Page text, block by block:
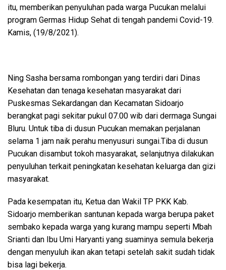
itu, memberikan penyuluhan pada warga Pucukan melalui
program Germas Hidup Sehat di tengah pandemi Covid-19.
Kamis, (19/8/2021).
Ning Sasha bersama rombongan yang terdiri dari Dinas
Kesehatan dan tenaga kesehatan masyarakat dari
Puskesmas Sekardangan dan Kecamatan Sidoarjo
berangkat pagi sekitar pukul 07.00 wib dari dermaga Sungai
Bluru. Untuk tiba di dusun Pucukan memakan perjalanan
selama 1 jam naik perahu menyusuri sungai.Tiba di dusun
Pucukan disambut tokoh masyarakat, selanjutnya dilakukan
penyuluhan terkait peningkatan kesehatan keluarga dan gizi
masyarakat.
Pada kesempatan itu, Ketua dan Wakil TP PKK Kab.
Sidoarjo memberikan santunan kepada warga berupa paket
sembako kepada warga yang kurang mampu seperti Mbah
Srianti dan Ibu Umi Haryanti yang suaminya semula bekerja
dengan menyuluh ikan akan tetapi setelah sakit sudah tidak
bisa lagi bekerja.